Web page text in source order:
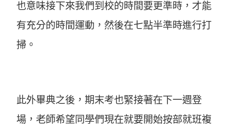
也意味接下來我們到校的時間要更準時，才能
有充分的時間運動，然後在七點半準時進行打
掃。
此外畢典之後，期末考也緊接著在下一週登
場，老師希望同學們現在就要開始按部就班複